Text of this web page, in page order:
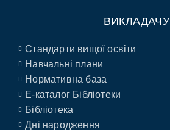
ВИКЛАДАЧУ
Стандарти вищої освіти
Навчальні плани
Нормативна база
E-каталог Бібліотеки
Бібліотека
Дні народження